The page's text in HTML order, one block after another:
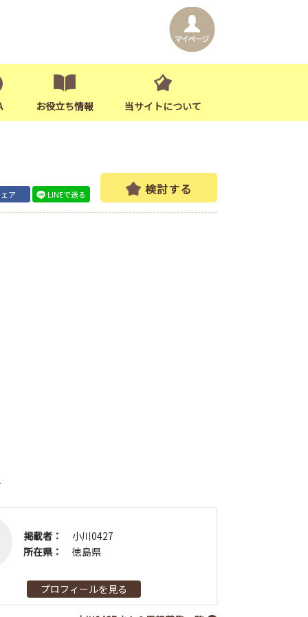
お役立ち情報 当サイトについて
ア LINEで送る 検討する
掲載者：
小川0427
所在県：
徳島県
プロフィールを見る